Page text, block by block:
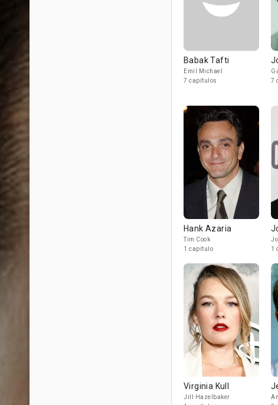
Babak Tafti
Emil Michael
7 capítulos
7
Hank Azaria
Tim Cook
1 capítulo
1
Virginia Kull
Jill Hazelbaker